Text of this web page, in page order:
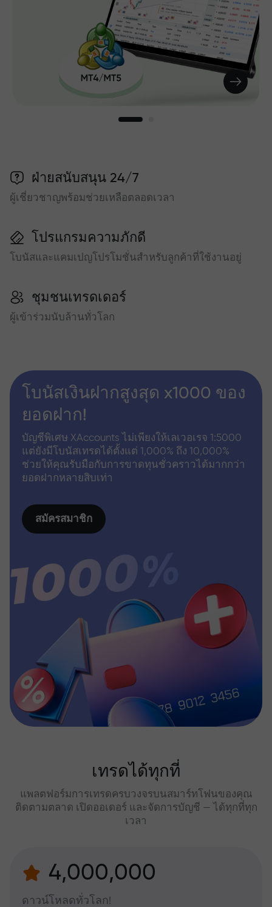
ฝ่ายสนับสนุน 24/7
ผู้เชี่ยวชาญพร้อมช่วยเหลือตลอดเวลา
โปรแกรมความภักดี
โบนัสและแคมเปญโปรโมชั่นสำหรับลูกค้าที่ใช้งานอยู่
ชุมชนเทรดเดอร์
ผู้เข้าร่วมนับล้านทั่วโลก
โบนัสเงินฝากสูงสุด x1000 ของ
ยอดฝาก!
บัญชีพิเศษ XAccounts ไม่เพียงให้เลเวอเรจ 1:5000
แต่ยังมีโบนัสเทรดได้ตั้งแต่ 1,000% ถึง 10,000%
ช่วยให้คุณรับมือกับการขาดทุนชั่วคราวได้มากกว่า
ยอดฝากหลายสิบเท่า
สมัครสมาชิก
เทรดได้ทุกที่
แพลตฟอร์มการเทรดครบวงจรบนสมาร์ทโฟนของคุณ
ติดตามตลาด เปิดออเดอร์ และจัดการบัญชี — ได้ทุกที่ทุก
เวลา
4,000,000
ดาวน์โหลดทั่วโลก!